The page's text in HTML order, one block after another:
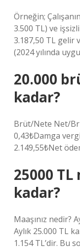
Örneğin;
3.500 TL) ve
3.187,50 TL gelir
(2024 yılında
20.000
kadar?
Brüt/Nete Net/
0,43₺Damga
2.149,55₺Net
25000
kadar?
Maaşınız nedir?
Aylık 25.000 TL
1.154 TL’dir. Bu